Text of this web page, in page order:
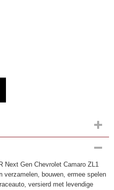
Next Gen Chevrolet Camaro ZL1
verzamelen, bouwen, ermee spelen
versierd met levendige